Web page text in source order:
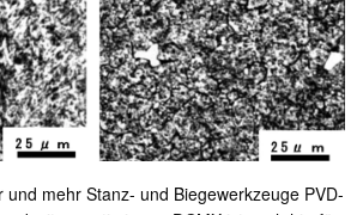
mehr Stanz- und Biegewerkzeuge PVD-